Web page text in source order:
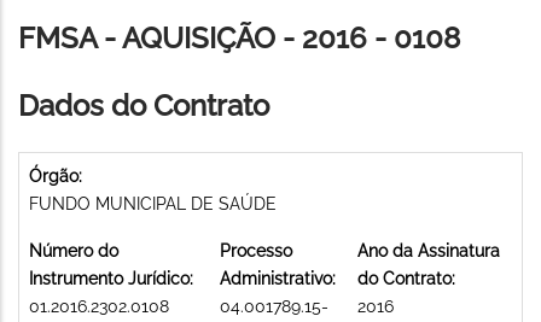
de
FMSA - AQUISIÇÃO - 2016 - 0108
Dados do Contrato
Órgão:
FUNDO MUNICIPAL DE SAÚDE
Número do
Instrumento Jurídico:
01.2016.2302.0108
Processo
Administrativo:
04.001789.15-
Ano da Assinatura
do Contrato:
2016